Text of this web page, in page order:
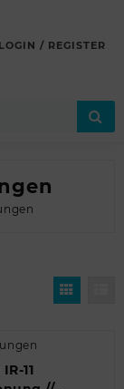
LOGIN / REGISTER
11